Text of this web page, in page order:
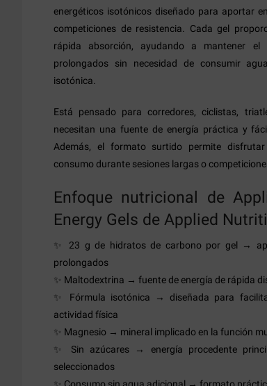
energéticos isotónicos diseñado para aportar
competiciones de resistencia. Cada gel
rápida absorción, ayudando a mantener el
prolongados sin necesidad de consumir
isotónica.
Está pensado para corredores, ciclistas,
necesitan una fuente de energía práctica y
Además, el formato surtido permite
consumo durante sesiones largas o
Enfoque nutricional de
Energy Gels de Applied
✨ 23 g de hidratos de carbono por gel →
prolongados
✨ Maltodextrina → fuente de energía de rápida
✨ Fórmula isotónica → diseñada para
actividad física
✨ Magnesio → mineral implicado en la función
✨ Sin azúcares → energía procedente
seleccionados
✨ Consumo sin agua adicional → formato